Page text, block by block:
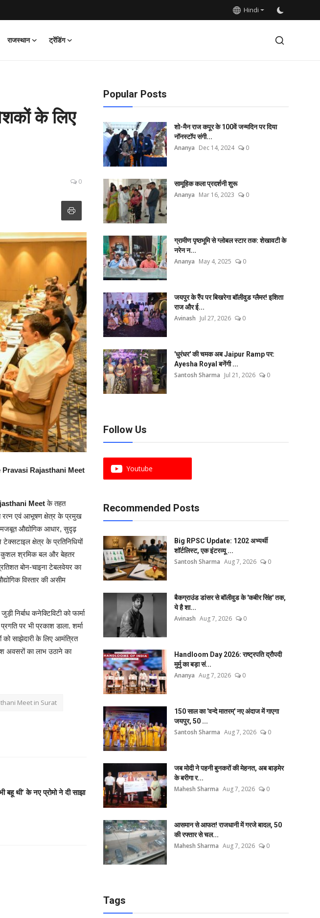
Hindi
राजस्थान ट्रेंडिंग
के लिए
0
Rajasthani Meet
Meetके तहत
रत्न एवं आभूषण क्षेत्र के प्रमुख
मजबूत औद्योगिक आधार, सुदृढ़
क्षेत्र के प्रतिनिधियों
कुशल श्रमिक बल और बेहतर
बोन-चाइना टेबलवेयर का
विस्तार की असीम
निर्बाध कनेक्टिविटी को फार्मा
पर भी प्रकाश डाला. शर्मा
साझेदारी के लिए आमंत्रित
अवसरों का लाभ उठाने का
Meet in Surat
थी’ के नए प्रोमो ने दी साझा
Popular Posts
शो-मैन राज कपूर के 100वें जन्मदिन पर दिया
नॉनस्टॉप संगी...
Ananya Dec 14, 2024 0
सामूहिक कला प्रदर्शनी शुरू
Ananya Mar 16, 2023 0
ग्रामीण पृष्ठभूमि से ग्लोबल स्टार तक: शेखावटी के
नरेन न...
Ananya May 4, 2025 0
जयपुर के रैंप पर बिखरेगा बॉलीवुड ग्लैमर! इशिता
राज और ई...
Avinash Jul 27, 2026 0
'धुरंधर' की चमक अब Jaipur Ramp पर:
Ayesha Royal बनेंगी ...
Santosh Sharma Jul 21, 2026 0
Follow Us
Youtube
Recommended Posts
Big RPSC Update: 1202 अभ्यर्थी
शॉर्टलिस्ट, एक इंटरव्यू ...
Santosh Sharma Aug 7, 2026 0
बैकग्राउंड डांसर से बॉलीवुड के 'कबीर सिंह' तक,
ये है शा...
Avinash Aug 7, 2026 0
Handloom Day 2026: राष्ट्रपति द्रौपदी
मुर्मु का बड़ा सं...
Ananya Aug 7, 2026 0
150 साल का 'वन्दे मातरम्' नए अंदाज में गाएगा
जयपुर, 50 ...
Santosh Sharma Aug 7, 2026 0
जब मोदी ने पहनी बुनकरों की मेहनत, अब बाड़मेर
के बरीगा र...
Mahesh Sharma Aug 7, 2026 0
आसमान से आफत! राजधानी में गरजे बादल, 50
की रफ्तार से चल...
Mahesh Sharma Aug 7, 2026 0
Tags